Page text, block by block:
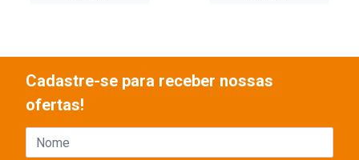
Cadastre-se para receber nossas
ofertas!